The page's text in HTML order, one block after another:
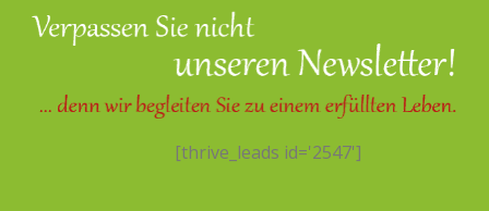
[thrive_leads id='2547']